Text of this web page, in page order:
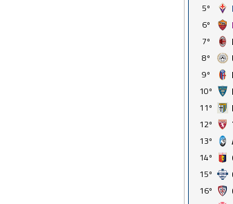
5º
6º
7º
8º
9º
10º
11º
12º
13º
14º
15º
16º